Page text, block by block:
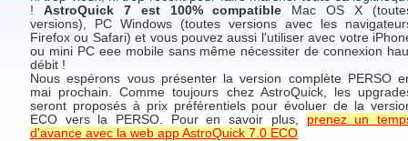
! AstroQuick 7 est 100% compatible Mac OS X
versions), PC Windows (toutes versions avec les
Firefox ou Safari) et vous pouvez aussi l'utiliser avec votre
ou mini PC eee mobile sans même nécessiter de connexion
débit !
Nous espérons vous présenter la version complète PERSO
mai prochain. Comme toujours chez AstroQuick, les
seront proposés à prix préférentiels pour évoluer de la
ECO vers la PERSO. Pour en savoir plus, prenez un
d'avance avec la web app AstroQuick 7.0 ECO